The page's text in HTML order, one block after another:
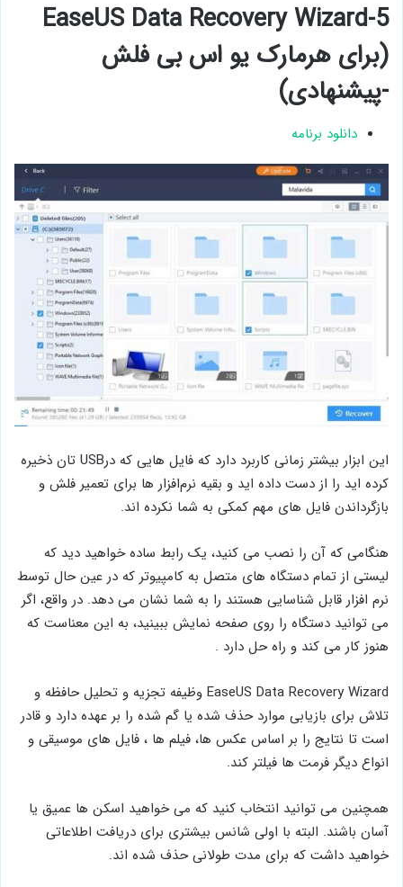
5-EaseUS Data Recovery Wizard
(برای هرمارک یو اس بی فلش
-پیشنهادی)
دانلود برنامه
این ابزار بیشتر زمانی کاربرد دارد که فایل ‌هایی که درUSB تان ذخیره
کرده ‌اید را از دست داده اید و بقیه نرم‌افزار ها برای تعمیر فلش و
بازگرداندن فایل ‌های مهم کمکی به شما نکرده اند.
هنگامی که آن را نصب می کنید، یک رابط ساده خواهید دید که
لیستی از تمام دستگاه های متصل به کامپیوتر که در عین حال توسط
نرم افزار قابل شناسایی هستند را به شما نشان می دهد. در واقع، اگر
می توانید دستگاه را روی صفحه نمایش ببینید، به این معناست که
هنوز کار می کند و راه حل دارد .
EaseUS Data Recovery Wizard وظیفه تجزیه و تحلیل حافظه و
تلاش برای بازیابی موارد حذف شده یا گم شده را بر عهده دارد و قادر
است تا نتایج را بر اساس عکس ها، فیلم ها ، فایل های موسیقی و
انواع دیگر فرمت ها فیلتر کند.
همچنین می ‌توانید انتخاب کنید که می ‌خواهید اسکن ‌ها عمیق یا
آسان باشند. البته با اولی شانس بیشتری برای دریافت اطلاعاتی
خواهید داشت که برای مدت طولانی حذف شده ‌اند.